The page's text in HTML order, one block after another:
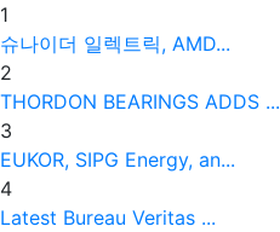
1
슈나이더 일렉트릭, AMD...
2
THORDON BEARINGS ADDS ...
3
EUKOR, SIPG Energy, an...
4
Latest Bureau Veritas ...